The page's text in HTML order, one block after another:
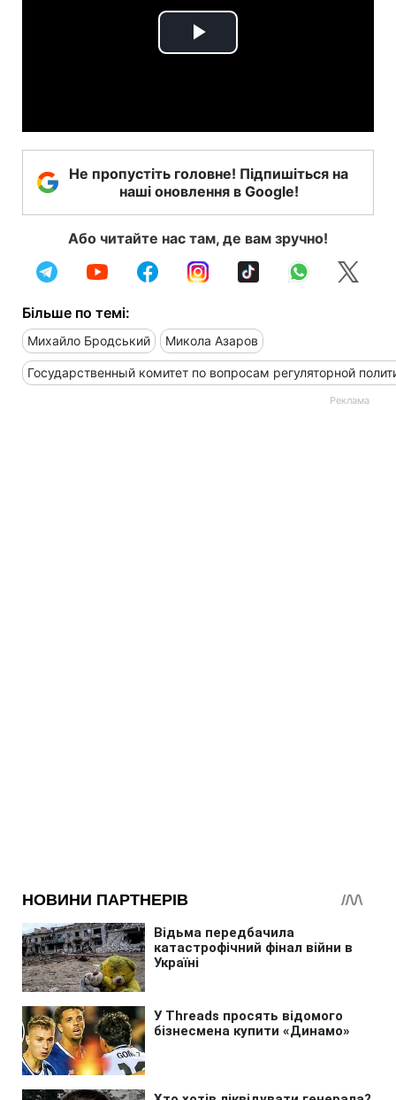
Play
Не пропустіть головне! Підпишіться на
наші оновлення в Google!
Або читайте нас там, де вам зручно!
Більше по темі:
Михайло Бродський Микола Азаров
Государственный комитет по вопросам регуляторной